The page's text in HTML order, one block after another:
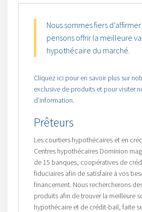
Nous sommes fiers
pensons offrir la meilleure
hypothécaire du marché.
Cliquez ici pour en savoir plus sur
exclusive de produits et pour visiter
d’information.
Prêteurs
Les courtiers hypothécaires et en
Centres hypothécaires Dominion
de 15 banques, coopératives de
fiduciaires afin de satisfaire à vos
financement. Nous rechercherons
produits afin de trouver la meilleure
hypothécaire et de crédit-bail, faite